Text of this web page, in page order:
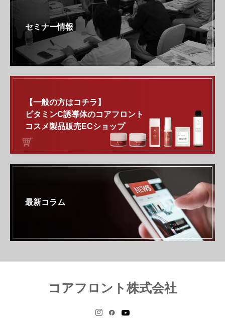
セミナー情報
【一般の方はコチラ】
ビタミンC誘導体のコアフロント
コスメ製品販売ECショップ
最新コラム
コアフロント株式会社